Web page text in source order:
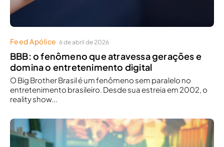
Feed Apólice 6 de abril de 2026
BBB: o fenômeno que atravessa gerações e
domina o entretenimento digital
O Big Brother Brasil é um fenômeno sem paralelo no
entretenimento brasileiro. Desde sua estreia em 2002, o
reality show...